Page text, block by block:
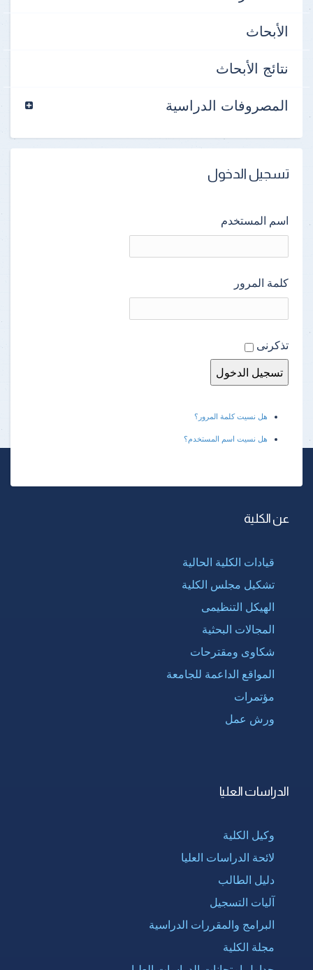
الأبحاث
نتائج الأبحاث
المصروفات الدراسية
تسجيل الدخول
اسم المستخدم
كلمة المرور
تذكرنى
هل نسيت كلمة المرور؟
هل نسيت اسم المستخدم؟
عن الكلية
قيادات الكلية الحالية
تشكيل مجلس الكلية
الهيكل التنظيمى
المجالات البحثية
شكاوى ومقترحات
المواقع الداعمة للجامعة
مؤتمرات
ورش عمل
الدراسات العليا
وكيل الكلية
لائحة الدراسات العليا
دليل الطالب
آليات التسجيل
البرامج والمقررات الدراسية
مجلة الكلية